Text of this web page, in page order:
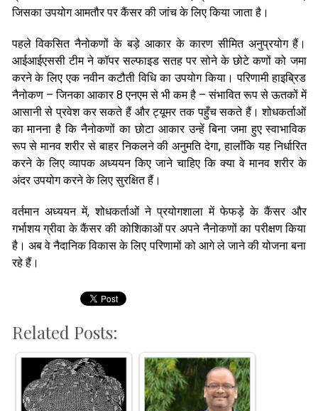
जिसका उपयोग आमतौर पर कैंसर की जांच के लिए किया जाता है।
पहले विकसित नैनोकणों के बड़े आकार के कारण सीमित अनुप्रयोग हैं।
आईआईएससी टीम ने कॉपर सल्फाइड सतह पर सोने के छोटे कणों को जमा
करने के लिए एक नवीन कटौती विधि का उपयोग किया। परिणामी हाइब्रिड
नैनोकण – जिनका आकार 8 एनएम से भी कम है – संभावित रूप से ऊतकों में
आसानी से प्रवेश कर सकते हैं और ट्यूमर तक पहुँच सकते हैं। शोधकर्ताओं
का मानना ​​है कि नैनोकणों का छोटा आकार उन्हें बिना जमा हुए स्वाभाविक
रूप से मानव शरीर से बाहर निकलने की अनुमति देगा, हालाँकि यह निर्धारित
करने के लिए व्यापक अध्ययन किए जाने चाहिए कि क्या वे मानव शरीर के
अंदर उपयोग करने के लिए सुरक्षित हैं।
वर्तमान अध्ययन में, शोधकर्ताओं ने प्रयोगशाला में फेफड़े के कैंसर और
गर्भाशय ग्रीवा के कैंसर की कोशिकाओं पर अपने नैनोकणों का परीक्षण किया
है। अब वे नैदानिक ​​विकास के लिए परिणामों को आगे ले जाने की योजना बना
रहे हैं।
Related Posts: